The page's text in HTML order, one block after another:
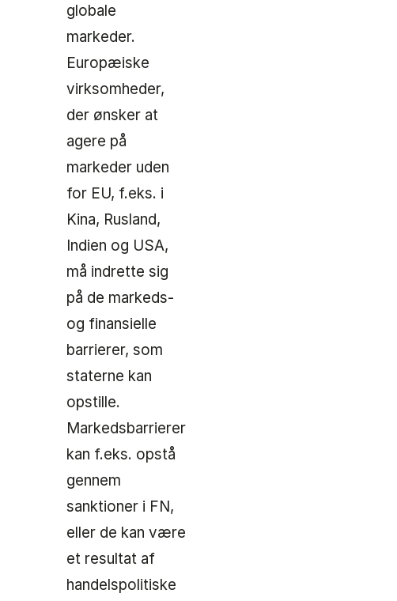
globale
markeder.
Europæiske
virksomheder,
der ønsker at
agere på
markeder uden
for EU, f.eks. i
Kina, Rusland,
Indien og USA,
må indrette sig
på de markeds-
og finansielle
barrierer, som
staterne kan
opstille.
Markedsbarrierer
kan f.eks. opstå
gennem
sanktioner i FN,
eller de kan være
et resultat af
handelspolitiske